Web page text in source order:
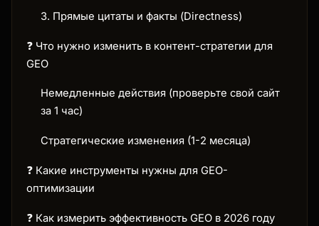
3. Прямые цитаты и факты (Directness)
❓ Что нужно изменить в контент-стратегии для
GEO
Немедленные действия (проверьте свой сайт
за 1 час)
Стратегические изменения (1-2 месяца)
❓ Какие инструменты нужны для GEO-
оптимизации
❓ Как измерить эффективность GEO в 2026 году